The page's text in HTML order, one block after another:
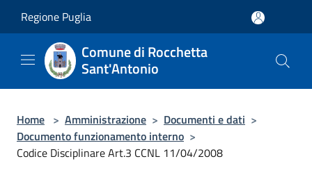
Regione Puglia
Comune di Rocchetta
Sant'Antonio
Home > Amministrazione > Documenti e dati >
Documento funzionamento interno >
Codice Disciplinare Art.3 CCNL 11/04/2008